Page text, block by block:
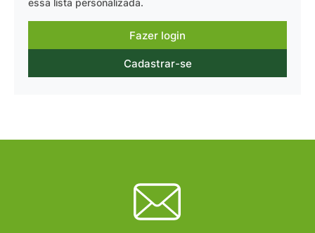
essa lista personalizada.
Fazer login
Cadastrar-se